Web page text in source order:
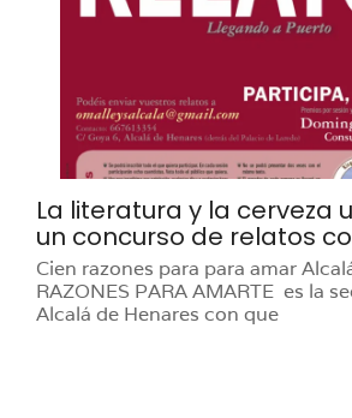
La literatura y la cerveza
un concurso de relatos
Cien razones para para amar
RAZONES PARA AMARTE es la
Alcalá de Henares con que